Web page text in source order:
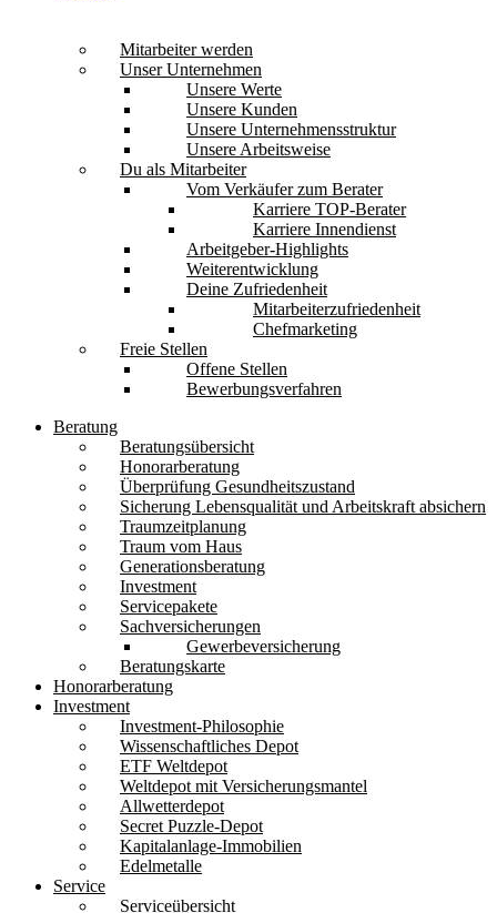
Mitarbeiter werden
Unser Unternehmen
Unsere Werte
Unsere Kunden
Unsere Unternehmensstruktur
Unsere Arbeitsweise
Du als Mitarbeiter
Vom Verkäufer zum Berater
Karriere TOP-Berater
Karriere Innendienst
Arbeitgeber-Highlights
Weiterentwicklung
Deine Zufriedenheit
Mitarbeiterzufriedenheit
Chefmarketing
Freie Stellen
Offene Stellen
Bewerbungsverfahren
Beratung
Beratungsübersicht
Honorarberatung
Überprüfung Gesundheitszustand
Sicherung Lebensqualität und Arbeitskraft absichern
Traumzeitplanung
Traum vom Haus
Generationsberatung
Investment
Servicepakete
Sachversicherungen
Gewerbeversicherung
Beratungskarte
Honorarberatung
Investment
Investment-Philosophie
Wissenschaftliches Depot
ETF Weltdepot
Weltdepot mit Versicherungsmantel
Allwetterdepot
Secret Puzzle-Depot
Kapitalanlage-Immobilien
Edelmetalle
Service
Serviceübersicht